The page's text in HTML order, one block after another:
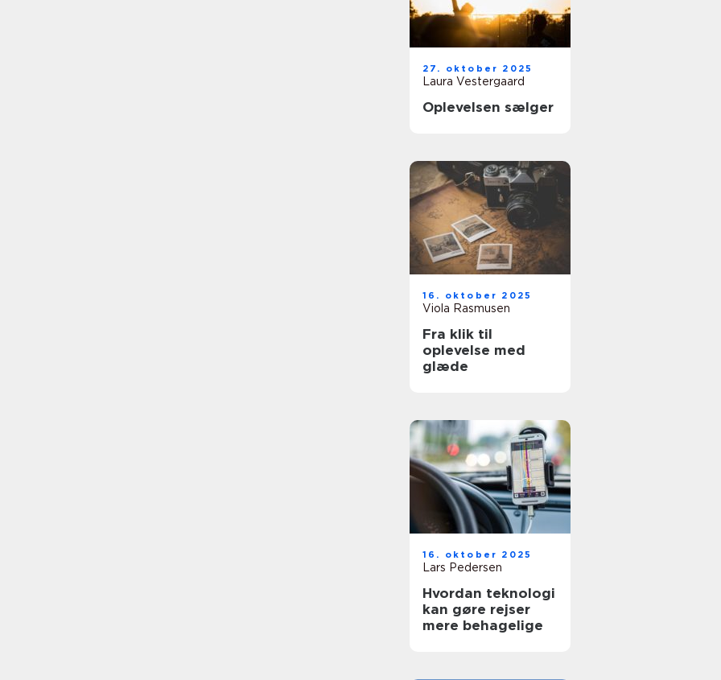
27. oktober 2025
Laura Vestergaard
Oplevelsen sælger
16. oktober 2025
Viola Rasmusen
Fra klik til
oplevelse med
glæde
16. oktober 2025
Lars Pedersen
Hvordan teknologi
kan gøre rejser
mere behagelige